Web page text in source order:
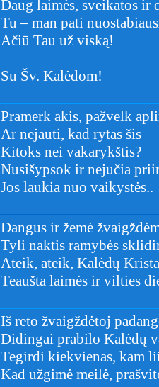
Daug laimės, sveikatos ir
Tu – man pati
Ačiū Tau už viską!
Su Šv. Kalėdom!
Pramerk akis, pažvelk
Ar nejauti, kad rytas šis
Kitoks nei vakarykštis?
Nusišypsok ir nejučia
Jos laukia nuo vaikystės..
Dangus ir žemė
Tyli naktis ramybės
Ateik, ateik, Kalėdų
Teaušta laimės ir vilties
Iš reto žvaigždėtoj
Didingai prabilo Kalėdų
Tegirdi kiekvienas, kam
Kad užgimė meilė,